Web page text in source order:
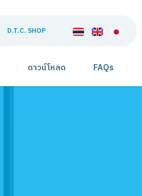
D.T.C. SHOP
ดาวน์โหลด FAQs